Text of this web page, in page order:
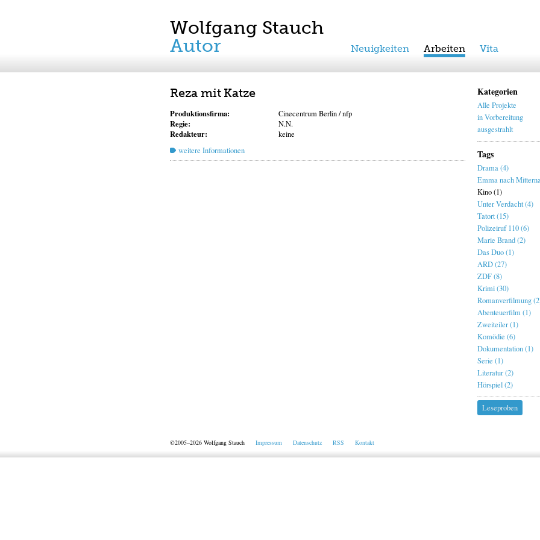
Wolfgang Stauch
Autor
Neuigkeiten Arbeiten Vita
Reza mit Katze
Produktionsfirma: Cinecentrum Berlin / nfp
Regie: N.N.
Redakteur:
keine
weitere Informationen
Kategorien
Alle Projekte
in Vorbereitung
ausgestrahlt
Tags
Drama (4)
Emma nach
Kino (1)
Unter Verdacht (4)
Tatort (15)
Polizeiruf 110 (6)
Marie Brand (2)
Das Duo (1)
ARD (27)
ZDF (8)
Krimi (30)
Romanverfilmung
Abenteuerfilm (1)
Zweiteiler (1)
Komödie (6)
Dokumentation (1)
Serie (1)
Literatur (2)
Hörspiel (2)
Leseproben
©2005–2026 Wolfgang Stauch Impressum Datenschutz RSS Kontakt